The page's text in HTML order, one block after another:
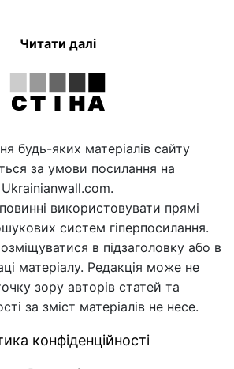
Читати далі
будь-яких матеріалів сайту
за умови посилання на
Ukrainianwall.com.
використовувати прямі
систем гіперпосилання.
в підзаголовку або в
матеріалу. Редакція може не
зору авторів статей та
за зміст матеріалів не несе.
конфіденційності